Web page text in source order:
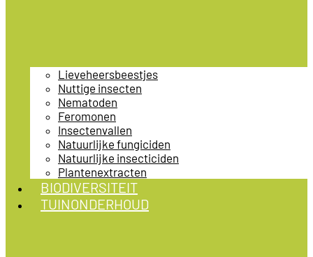
Lieveheersbeestjes
Nuttige insecten
Nematoden
Feromonen
Insectenvallen
Natuurlijke fungiciden
Natuurlijke insecticiden
Plantenextracten
BIODIVERSITEIT
TUINONDERHOUD